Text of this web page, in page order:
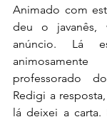
Animado com
deu o javanês,
anúncio. Lá
professorado
Redigi a
lá deixei a carta.